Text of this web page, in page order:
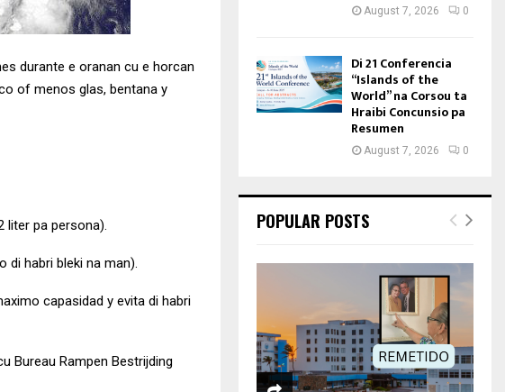
durante e oranan cu e horcan
of menos glas, bentana y
liter pa persona).
di habri bleki na man).
capasidad y evita di habri
Bureau Rampen Bestrijding
August 7, 2026 0
Di 21 Conferencia
“Islands of the
World” na Corsou ta
Hraibi Concunsio pa
Resumen
August 7, 2026 0
POPULAR POSTS